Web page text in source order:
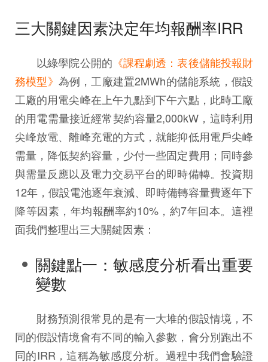
三大關鍵因素決定年均報酬率IRR
以綠學院公開的 《課程劇透：表後儲能投報財
務模型》 為例，工廠建置2MWh的儲能系統，假設
工廠的用電尖峰在上午九點到下午六點，此時工廠
的用電需量接近經常契約容量2,000kW，這時利用
尖峰放電、離峰充電的方式，就能抑低用電戶尖峰
需量，降低契約容量，少付一些固定費用；同時參
與需量反應以及電力交易平台的即時備轉。投資期
12年，假設電池逐年衰減、即時備轉容量費逐年下
降等因素，年均報酬率約10%，約7年回本。這裡
面我們整理出三大關鍵因素：
關鍵點一：敏感度分析看出重要
變數
財務預測很常見的是有一大堆的假設情境，不
同的假設情境會有不同的輸入參數，會分別跑出不
同的IRR，這稱為敏感度分析。過程中我們會驗證